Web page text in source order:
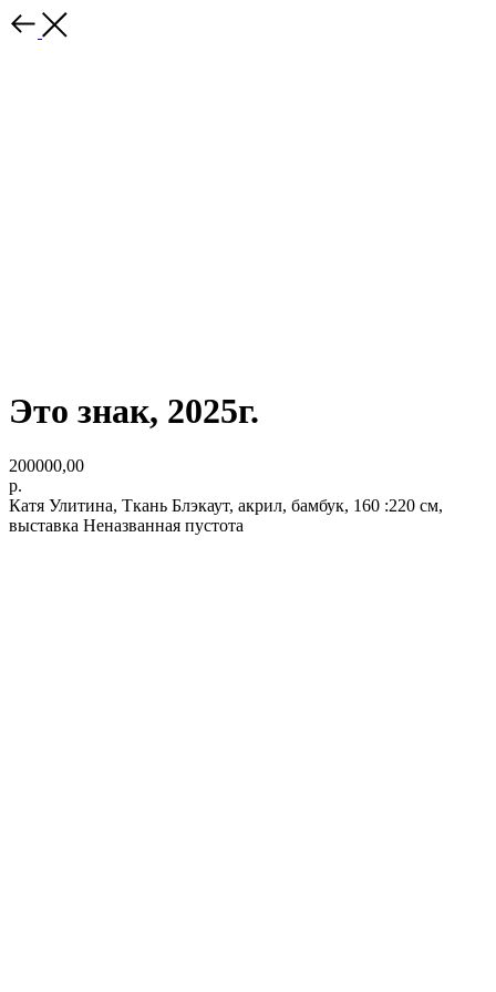
Это знак, 2025г.
200000,00
р.
Катя Улитина, Ткань Блэкаут, акрил, бамбук, 160 :220 см,
выставка Неназванная пустота